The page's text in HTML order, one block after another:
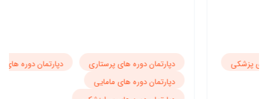
دپارتمان دوره های پرستاری
دپارتمان دوره های پزشکی
دپارتمان دوره های مامایی